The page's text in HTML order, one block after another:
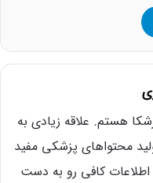
هستم. علاقه زیادی به
محتواهای پزشکی مفید
اطلاعات کافی رو به دست